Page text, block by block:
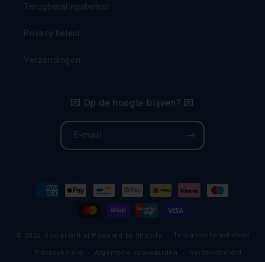
Terugbetalingsbeleid
Privacy beleid
Verzendingen
💌 Op de hoogte blijven? 💌
E‑mail
Betaalmethoden
© 2026, Social-Gift.nl Powered by Shopify Terugbetalingsbeleid
Privacybeleid Algemene voorwaarden Verzendbeleid